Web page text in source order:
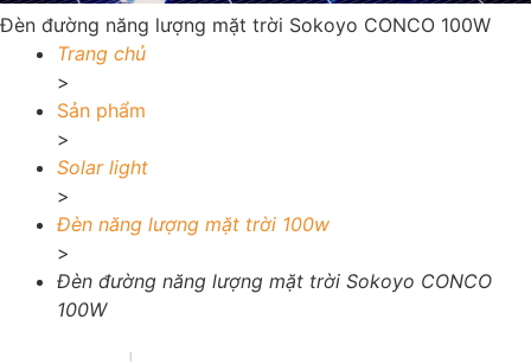
Đèn đường năng lượng mặt trời Sokoyo CONCO 100W
Trang chủ
>
Sản phẩm
>
Solar light
>
Đèn năng lượng mặt trời 100w
>
Đèn đường năng lượng mặt trời Sokoyo CONCO
100W